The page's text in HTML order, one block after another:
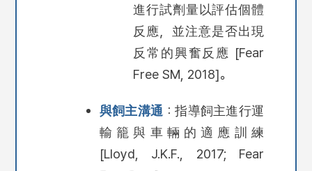
進行試劑量以評估個體
反應，並注意是否出現
反常的興奮反應 [Fear
Free SM, 2018]。
與飼主溝通 ：指導飼主進行運
輸籠與車輛的適應訓練
[Lloyd, J.K.F., 2017; Fear